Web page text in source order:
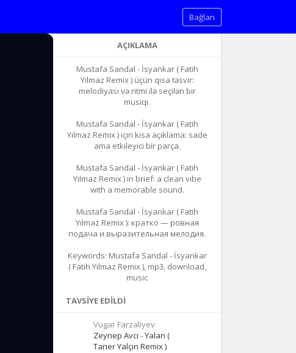
Bağlan
AÇIKLAMA
Mustafa Sandal - İsyankar ( Fatih
Yılmaz Remix ) üçün qısa təsvir:
melodiyası və ritmi ilə seçilən bir
musiqi.
Mustafa Sandal - İsyankar ( Fatih
Yılmaz Remix ) için kısa açıklama: sade
ama etkileyici bir parça.
Mustafa Sandal - İsyankar ( Fatih
Yılmaz Remix ) in brief: a clean vibe
with a memorable sound.
Mustafa Sandal - İsyankar ( Fatih
Yılmaz Remix ): кратко — ровная
подача и выразительная мелодия.
Keywords: Mustafa Sandal - İsyankar
( Fatih Yılmaz Remix ), mp3, download,
music
TAVSIYE EDILDI
Vugar Farzaliyev
Zeynep Avcı - Yalan (
Taner Yalçın Remix )